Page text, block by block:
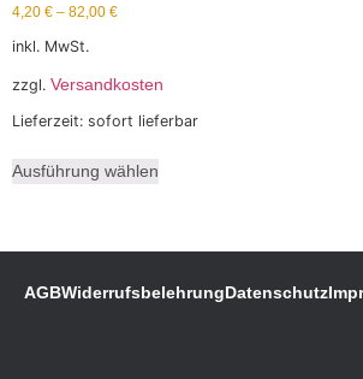
4,20 € – 82,00 €
inkl. MwSt.
zzgl. Versandkosten
Lieferzeit: sofort lieferbar
Ausführung wählen
AGBWiderrufsbelehrungDatenschutz